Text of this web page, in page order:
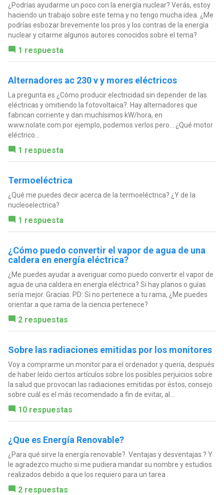
¿Podrías ayudarme un poco con la energía nuclear? Verás, estoy
haciendo un trabajo sobre este tema y no tengo mucha idea. ¿Me
podrías esbozar brevemente los pros y los contras de la energía
nuclear y citarme algunos autores conocidos sobre el tema?
1 respuesta
Alternadores ac 230 v y mores eléctricos
La pregunta es ¿Cómo producir electricidad sin depender de las
eléctricas y omitiendo la fotovoltaica?. Hay alternadores que
fabrican corriente y dan muchísimos kW/hora, en
www.nolate.com por ejemplo, podemos verlos pero... ¿Qué motor
eléctrico...
1 respuesta
Termoeléctrica
¿Qué me puedes decir acerca de la termoeléctrica? ¿Y de la
nucleoelectrica?
1 respuesta
¿Cómo puedo convertir el vapor de agua de una
caldera en energía eléctrica?
¿Me puedes ayudar a averiguar como puedo convertir el vapor de
agua de una caldera en energía eléctrica? Si hay planos o guías
sería mejor. Gracias. PD: Si no pertenece a tu rama, ¿Me puedes
orientar a que rama de la ciencia pertenece?
2 respuestas
Sobre las radiaciones emitidas por los monitores
Voy a comprarme un monitor para el ordenador y quería, después
de haber leído ciertos artículos sobre los posibles perjuicios sobre
la salud que provocan las radiaciones emitidas por éstos, consejo
sobre cuál es el más recomendado a fin de evitar, al...
10 respuestas
¿Que es Energía Renovable?
¿Para qué sirve la energía renovable?. Ventajas y desventajas.? Y
le agradezco mucho si me pudiera mandar su nombre y estudios
realizados debido a que los requiero para un tarea .
2 respuestas